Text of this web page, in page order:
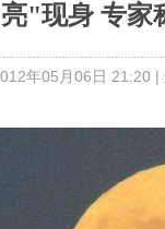
"现身 专家
年05月06日 21:20 |